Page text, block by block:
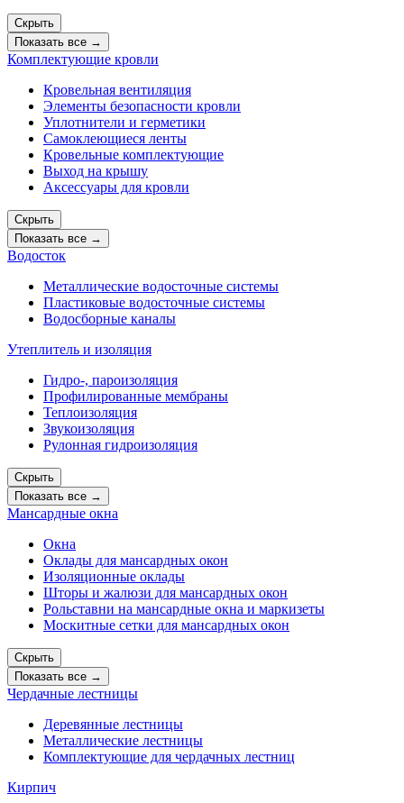
Скрыть
Показать все →
Комплектующие кровли
Кровельная вентиляция
Элементы безопасности кровли
Уплотнители и герметики
Самоклеющиеся ленты
Кровельные комплектующие
Выход на крышу
Аксессуары для кровли
Скрыть
Показать все →
Водосток
Металлические водосточные системы
Пластиковые водосточные системы
Водосборные каналы
Утеплитель и изоляция
Гидро-, пароизоляция
Профилированные мембраны
Теплоизоляция
Звукоизоляция
Рулонная гидроизоляция
Скрыть
Показать все →
Мансардные окна
Окна
Оклады для мансардных окон
Изоляционные оклады
Шторы и жалюзи для мансардных окон
Рольставни на мансардные окна и маркизеты
Москитные сетки для мансардных окон
Скрыть
Показать все →
Чердачные лестницы
Деревянные лестницы
Металлические лестницы
Комплектующие для чердачных лестниц
Кирпич